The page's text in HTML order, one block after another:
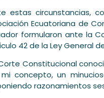
estas circunstancias,
Ecuatoriana de
formularon ante la
42 de la Ley General
Constitucional
concepto, un
razonamientos